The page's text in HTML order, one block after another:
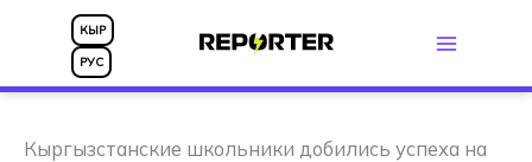
Перейти
содержимому
КЫР
РУС
Кыргызстанские школьники добились успеха на